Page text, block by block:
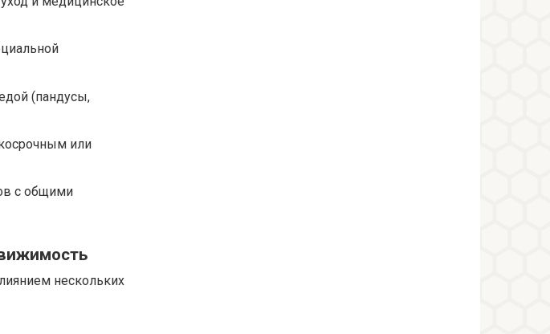
(пандусы,
или
с общими
нескольких